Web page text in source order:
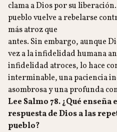
clama a Dios por su
pueblo vuelve a rebelarse
más atroz que
antes. Sin embargo, aunque
vez a la infidelidad humana
infidelidad atroces, lo hace
interminable, una paciencia
asombrosa y una profunda
Lee Salmo 78. ¿Qué enseña
respuesta de Dios a las
pueblo?